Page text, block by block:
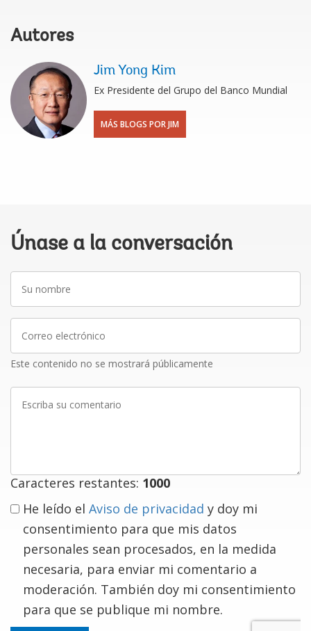
Autores
Jim Yong Kim
Ex Presidente del Grupo del Banco Mundial
MÁS BLOGS POR JIM
Únase a la conversación
Su
nombre
Correo
electrónico
Este contenido no se mostrará públicamente
Escriba
Caracteres restantes: 1000
He leído el Aviso de privacidad y doy mi
consentimiento para que mis datos
personales sean procesados, en la medida
necesaria, para enviar mi comentario a
moderación. También doy mi consentimiento
para que se publique mi nombre.